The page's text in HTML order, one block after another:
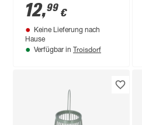
warmweiß IP 44 Ø
11 x 18 cm
12,99 €
Keine Lieferung nach
Hause
Verfügbar in Troisdorf